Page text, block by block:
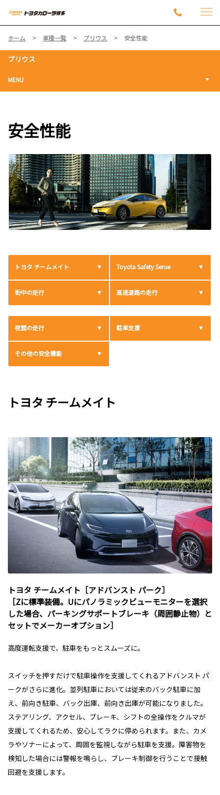
ホーム 車種一覧 プリウス 安全性能
プリウス
MENU
安全性能
トヨタ チームメイト Toyota Safety Sense
街中の走行 高速道路の走行
夜間の走行 駐車支援
その他の安全機能
トヨタ チームメイト
トヨタ チームメイト［アドバンスト パーク］
［Zに標準装備。Uにパノラミックビューモニターを選択
した場合、パーキングサポートブレーキ（周囲静止物）と
セットでメーカーオプション］
高度運転支援で、駐車をもっとスムーズに。
スイッチを押すだけで駐車操作を支援してくれるアドバンスト パ
ークがさらに進化。並列駐車においては従来のバック駐車に加
え、前向き駐車、バック出庫、前向き出庫が可能になりました。
ステアリング、アクセル、ブレーキ、シフトの全操作をクルマが
支援してくれるため、安心してラクに停められます。また、カメ
ラやソナーによって、周囲を監視しながら駐車を支援。障害物を
検知した場合には警報を鳴らし、ブレーキ制御を行うことで接触
回避を支援します。